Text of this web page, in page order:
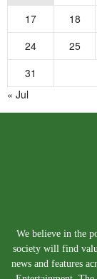
17
18
24
25
31
« Jul
We believe in the
society will find
news and features